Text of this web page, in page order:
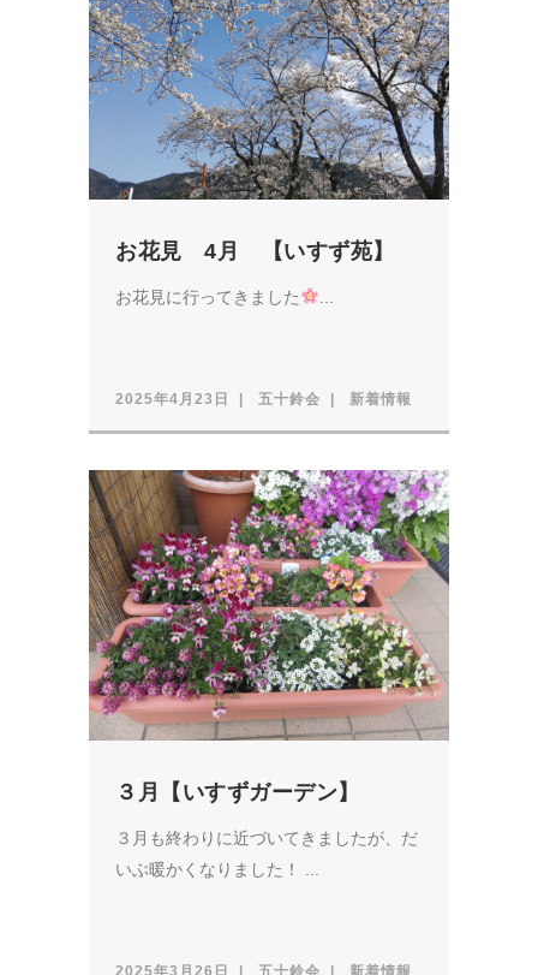
お花見 4月 【いすず苑】
お花見に行ってきました
2025年4月23日 五十鈴会 新着情報
３月【いすずガーデン】
３月も終わりに近づいてきましたが、だ
いぶ暖かくなりました！ ...
2025年3月26日 五十鈴会 新着情報